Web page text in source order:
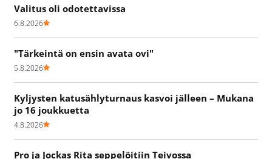
Valitus oli odotettavissa
6.8.2026
"Tärkeintä on ensin avata ovi"
5.8.2026
Kyljysten katusählyturnaus kasvoi jälleen – Mukana
jo 16 joukkuetta
4.8.2026
Pro ja Jockas Rita seppelöitiin Teivossa